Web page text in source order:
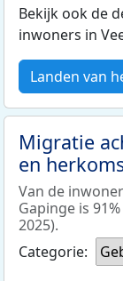
Bekijk ook de
inwoners in
Landen van
Migratie
en
Van de
Gapinge is
2025).
Categorie: